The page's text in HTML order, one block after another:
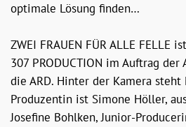
optimale Lösung finden…
ZWEI FRAUEN FÜR ALLE FELLE
307 PRODUCTION im Auftrag
die ARD. Hinter der Kamera
Produzentin ist Simone Höller,
Josefine Bohlken, Junior-